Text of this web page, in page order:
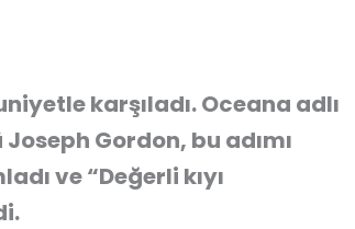
karşıladı. Oceana adlı
Gordon, bu adımı
ve “Değerli kıyı